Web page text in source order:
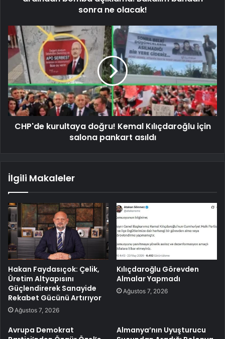
sonra ne olacak!
CHP'de kurultaya doğru! Kemal Kılıçdaroğlu için
salona pankart asıldı
İlgili Makaleler
Hakan Faydasıçok: Çelik,
Üretim Altyapısını
Güçlendirerek Sanayide
Rekabet Gücünü Artırıyor
Ağustos 7, 2026
Kılıçdaroğlu Görevden
Almalar Yapmadı
Ağustos 7, 2026
Avrupa Demokrat
Almanya’nın Uyuşturucu